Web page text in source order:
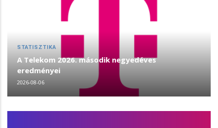
STATISZTIKA
A Telekom 2026. második negyedéves
eredményei
2026-08-06